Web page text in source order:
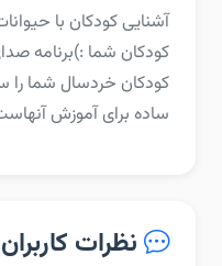
‏‏آشنایی کودکان با
کودکان شما :)‏برنامه
کودکان خردسال شما را
ساده برای آموزش آنهاست.‏برنامه از
نظرات کاربران